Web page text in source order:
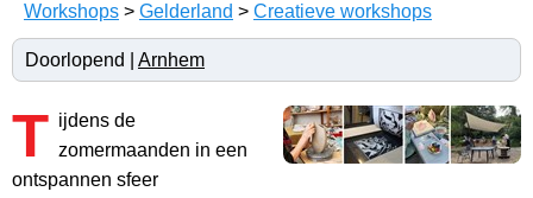
Workshops > Gelderland > Creatieve workshops
Doorlopend | Arnhem
T ijdens de
zomermaanden in een
ontspannen sfeer